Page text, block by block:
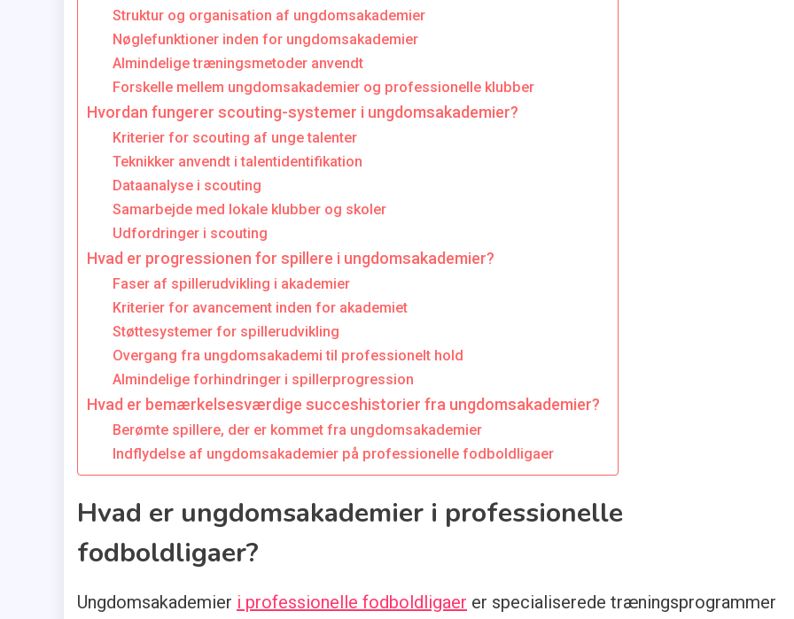
Struktur og organisation af ungdomsakademier
Nøglefunktioner inden for ungdomsakademier
Almindelige træningsmetoder anvendt
Forskelle mellem ungdomsakademier og professionelle klubber
Hvordan fungerer scouting-systemer i ungdomsakademier?
Kriterier for scouting af unge talenter
Teknikker anvendt i talentidentifikation
Dataanalyse i scouting
Samarbejde med lokale klubber og skoler
Udfordringer i scouting
Hvad er progressionen for spillere i ungdomsakademier?
Faser af spillerudvikling i akademier
Kriterier for avancement inden for akademiet
Støttesystemer for spillerudvikling
Overgang fra ungdomsakademi til professionelt hold
Almindelige forhindringer i spillerprogression
Hvad er bemærkelsesværdige succeshistorier fra ungdomsakademier?
Berømte spillere, der er kommet fra ungdomsakademier
Indflydelse af ungdomsakademier på professionelle fodboldligaer
Hvad er ungdomsakademier i professionelle
fodboldligaer?
Ungdomsakademier i professionelle fodboldligaer er specialiserede træningsprogrammer